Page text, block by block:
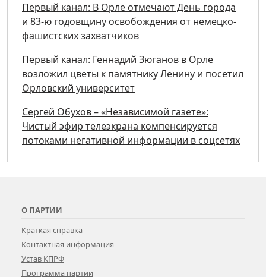
Первый канал: В Орле отмечают День города
и 83-ю годовщину освобождения от немецко-
фашистских захватчиков
Первый канал: Геннадий Зюганов в Орле
возложил цветы к памятнику Ленину и посетил
Орловский университет
Сергей Обухов – «Независимой газете»:
Чистый эфир телеэкрана компенсируется
потоками негативной информации в соцсетях
О ПАРТИИ
Краткая справка
Контактная информация
Устав КПРФ
Программа партии